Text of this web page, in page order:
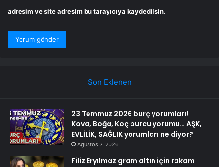
adresim ve site adresim bu tarayıcıya kaydedilsin.
Son Eklenen
23 Temmuz 2026 burç yorumları!
Kova, Boğa, Koç burcu yorumu… AŞK,
EVLİLİK, SAĞLIK yorumları ne diyor?
Ağustos 7, 2026
Filiz Eryılmaz gram altın için rakam